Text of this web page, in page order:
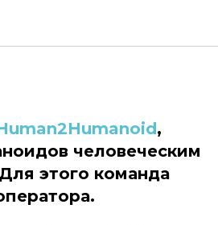
обучения
,
человеческим
этого команда